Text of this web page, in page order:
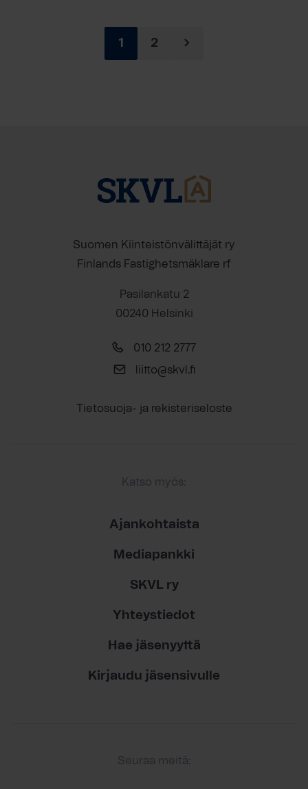
1 2
Suomen Kiinteistönvälittäjät ry
Finlands Fastighetsmäklare rf
Pasilankatu 2
00240 Helsinki
010 212 2777
liitto@skvl.fi
Tietosuoja- ja rekisteriseloste
Katso myös:
Ajankohtaista
Mediapankki
SKVL ry
Yhteystiedot
Hae jäsenyyttä
Kirjaudu jäsensivulle
Seuraa meitä: